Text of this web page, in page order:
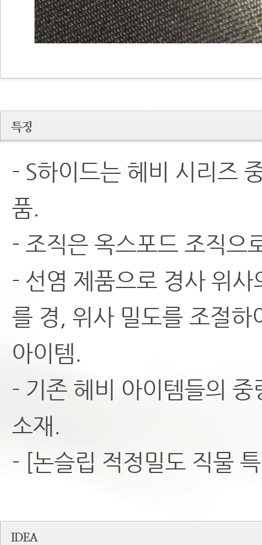
- S하이드는 헤비 시리즈
품.
- 조직은 옥스포드 조직으
- 선염 제품으로 경사 위
를 경, 위사 밀도를 조절
아이템.
- 기존 헤비 아이템들의
소재.
- [논슬립 적정밀도 직물